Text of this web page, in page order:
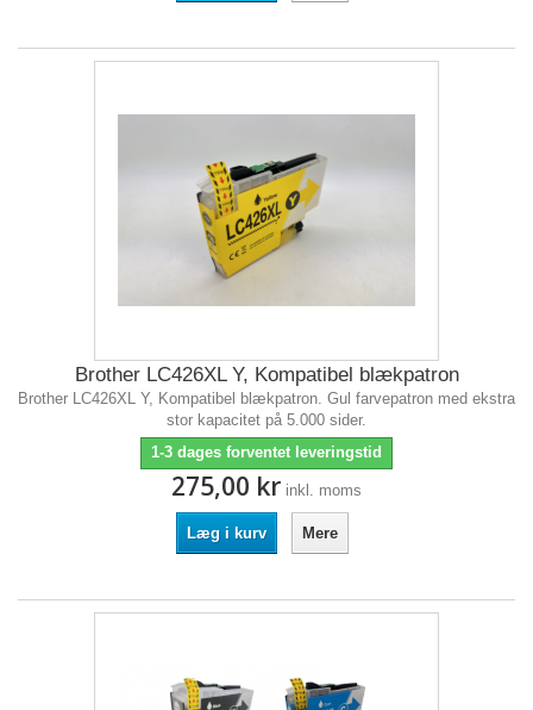
Brother LC426XL Y, Kompatibel blækpatron
Brother LC426XL Y, Kompatibel blækpatron. Gul farvepatron med ekstra
stor kapacitet på 5.000 sider.
1-3 dages forventet leveringstid
275,00 kr inkl. moms
Læg i kurv Mere